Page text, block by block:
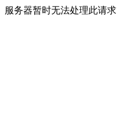
服务器暂时无法处理此请求